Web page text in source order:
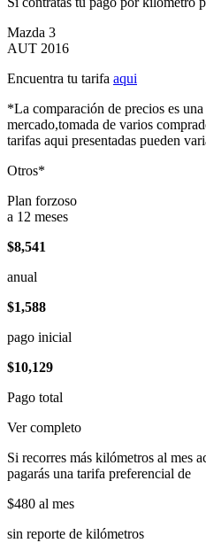
Mazda 3
AUT 2016
Encuentra tu tarifa aqui
*La comparación de precios es
mercado,tomada de varios
tarifas aqui presentadas pueden
Otros*
Plan forzoso
a 12 meses
$8,541
anual
$1,588
pago inicial
$10,129
Pago total
Ver completo
Si recorres más kilómetros al mes
pagarás una tarifa preferencial de
$480 al mes
sin reporte de kilómetros